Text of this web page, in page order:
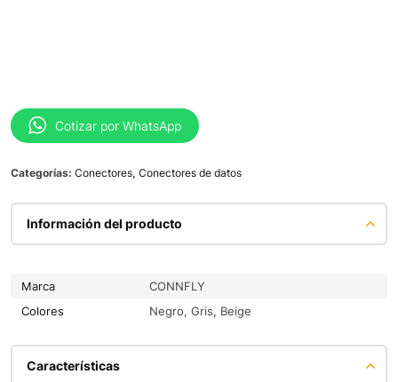
Cotizar por WhatsApp
Categorías: Conectores, Conectores de datos
Información del producto
Marca
CONNFLY
Colores
Negro, Gris, Beige
Características